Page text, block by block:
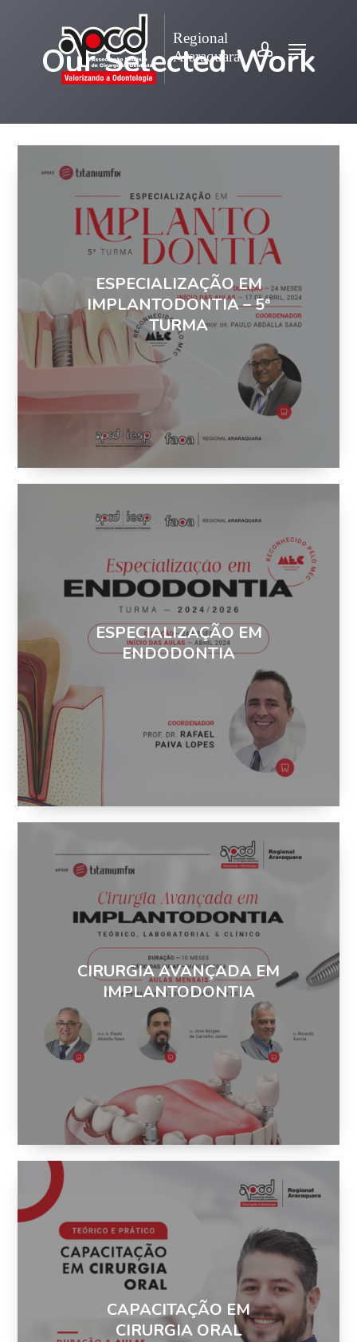
Menu
Our Selected Work
ESPECIALIZAÇÃO EM
IMPLANTODONTIA – 5ª
TURMA
ESPECIALIZAÇÃO EM
ENDODONTIA
CIRURGIA AVANÇADA EM
IMPLANTODONTIA
CAPACITAÇÃO EM
CIRURGIA ORAL